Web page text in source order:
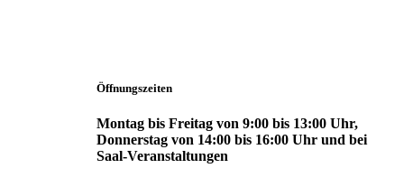
Öffnungszeiten
Montag bis Freitag von 9:00 bis 13:00 Uhr,
Donnerstag von 14:00 bis 16:00 Uhr und bei
Saal-Veranstaltungen